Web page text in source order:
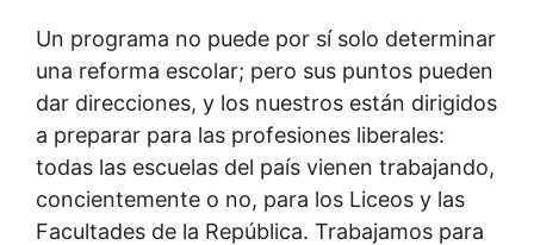
Un programa no puede por sí solo determinar
una reforma escolar; pero sus puntos pueden
dar direcciones, y los nuestros están dirigidos
a preparar para las profesiones liberales:
todas las escuelas del país vienen trabajando,
concientemente o no, para los Liceos y las
Facultades de la República. Trabajamos para